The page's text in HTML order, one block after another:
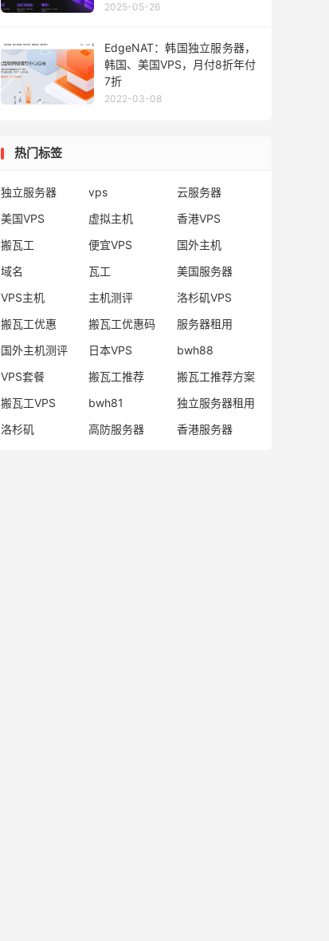
10Gbps@不限流量，免费2.5
2025-05-26
EdgeNAT：韩国独立服务器，
韩国、美国VPS，月付8折年付
7折
2022-03-08
热门标签
独立服务器 vps
云服务器
美国VPS
虚拟主机
香港VPS
搬瓦工
便宜VPS
国外主机
域名
瓦工
美国服务器
VPS主机
主机测评
洛杉矶VPS
搬瓦工优惠
搬瓦工优惠码
服务器租用
国外主机测评
日本VPS
bwh88
VPS套餐
搬瓦工推荐
搬瓦工推荐方案
搬瓦工VPS
bwh81
独立服务器租用
洛杉矶
高防服务器 香港服务器